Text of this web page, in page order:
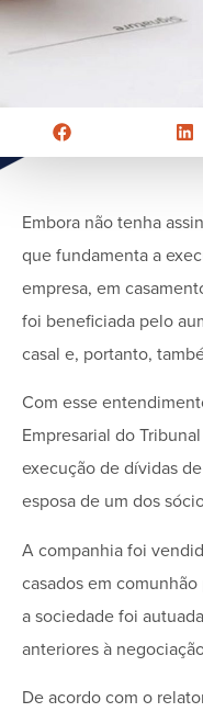
Embora não tenha
que fundamenta a
empresa, em
foi beneficiada pelo
casal e, portanto,
Com esse
Empresarial do
execução de dívidas
esposa de um dos
A companhia foi
casados em
a sociedade foi
anteriores à
De acordo com o